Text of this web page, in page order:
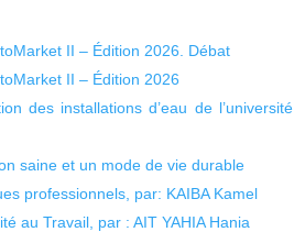
II – Édition 2026. Débat
II – Édition 2026
des installations d’eau de l’université
saine et un mode de vie durable
professionnels, par: KAIBA Kamel
au Travail, par : AIT YAHIA Hania